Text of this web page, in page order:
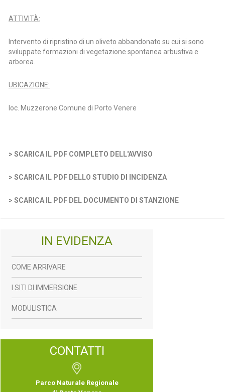
ATTIVITÀ:
Intervento di ripristino di un oliveto abbandonato su cui si sono
sviluppate formazioni di vegetazione spontanea arbustiva e
arborea.
UBICAZIONE:
loc. Muzzerone Comune di Porto Venere
> SCARICA IL PDF COMPLETO DELL'AVVISO
> SCARICA IL PDF DELLO STUDIO DI INCIDENZA
> SCARICA IL PDF DEL DOCUMENTO DI STANZIONE
CONTATTI
Parco Naturale Regionale
IN EVIDENZA
COME ARRIVARE
I SITI DI IMMERSIONE
MODULISTICA